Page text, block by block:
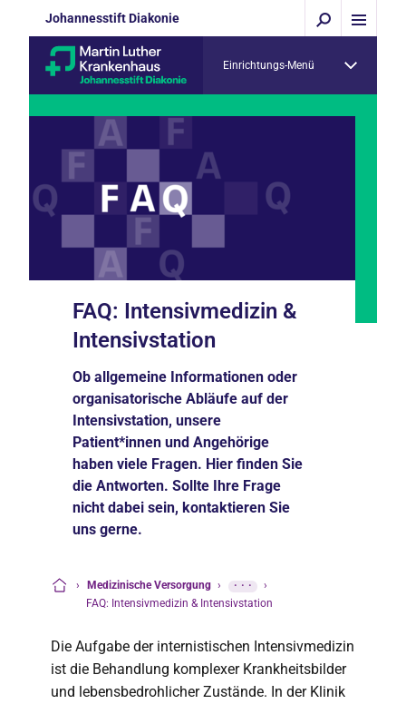
Johannesstift Diakonie
Einrichtungs-Menü
FAQ: Intensivmedizin &
Intensivstation
Ob allgemeine Informationen oder
organisatorische Abläufe auf der
Intensivstation, unsere
Patient*innen und Angehörige
haben viele Fragen. Hier finden Sie
die Antworten. Sollte Ihre Frage
nicht dabei sein, kontaktieren Sie
uns gerne.
› Medizinische Versorgung › ···
›
FAQ: Intensivmedizin & Intensivstation
Die Aufgabe der internistischen Intensivmedizin
ist die Behandlung komplexer Krankheitsbilder
und lebensbedrohlicher Zustände. In der Klinik